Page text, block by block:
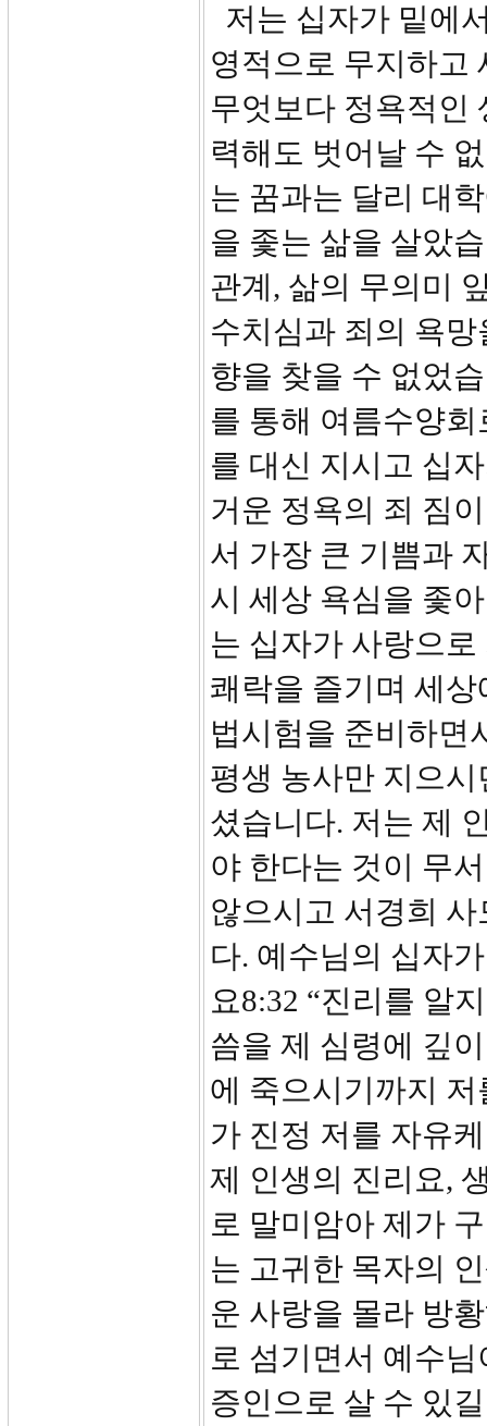
저는 십자가 밑에
영적으로 무지하고
무엇보다 정욕적인
력해도 벗어날 수
는 꿈과는 달리 대
을 좇는 삶을 살았
관계, 삶의 무의미
수치심과 죄의 욕
향을 찾을 수 없었
를 통해 여름수양
를 대신 지시고 십
거운 정욕의 죄 짐
서 가장 큰 기쁨과
시 세상 욕심을 좇
는 십자가 사랑으
쾌락을 즐기며 세
법시험을 준비하면
평생 농사만 지으
셨습니다. 저는 제
야 한다는 것이 무
않으시고 서경희
다. 예수님의 십자
요8:32 “진리를 알
씀을 제 심령에 깊
에 죽으시기까지
가 진정 저를 자유
제 인생의 진리요,
로 말미암아 제가
는 고귀한 목자의
운 사랑을 몰라 방
로 섬기면서 예수
증인으로 살 수 있